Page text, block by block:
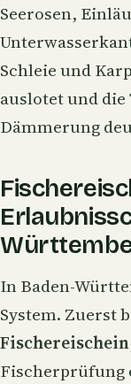
Seerosen,
Schleie und
auslotet und
Dämmerung
In Baden-
System. Zuerst
Fischereischein
Fischerprüfung